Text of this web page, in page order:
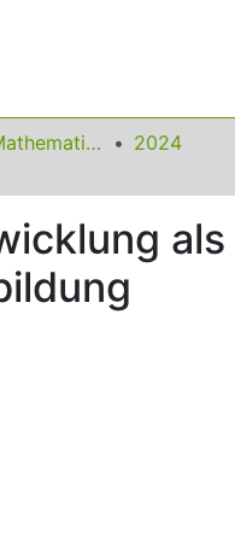
Beiträge zum Mathematikunterricht
2024
als